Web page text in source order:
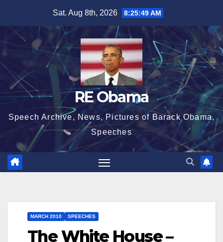
content
Sat. Aug 8th, 2026 8:25:49 AM
RE Obama
Speech Archive, News, Pictures of Barack Obama,
Speeches
MARCH 2010 SPEECHES
The White House –